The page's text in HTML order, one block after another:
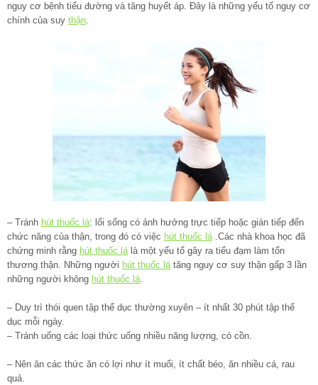
nguy cơ bệnh tiểu đường và tăng huyết áp. Đây là những yếu tố nguy cơ
chính của suy thận.
– Tránh hút thuốc lá: lối sống có ảnh hưởng trực tiếp hoặc gián tiếp đến
chức năng của thận, trong đó có việc hút thuốc lá.Các nhà khoa học đã
chứng minh rằng hút thuốc lálà một yếu tố gây ra tiểu đạm làm tổn
thương thận. Những người hút thuốc látăng nguy cơ suy thận gấp 3 lần
những người không hút thuốc lá.
– Duy trì thói quen tập thể dục thường xuyên – ít nhất 30 phút tập thể
dục mỗi ngày.
– Tránh uống các loại thức uống nhiều năng lượng, có cồn.
– Nên ăn các thức ăn có lợi như ít muối, ít chất béo, ăn nhiều cá, rau
quả.